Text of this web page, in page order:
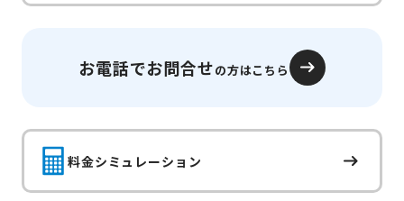
お電話でお問合せの方はこちら
料金シミュレーション